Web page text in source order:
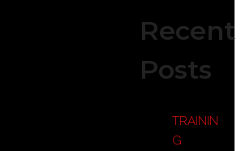
Recent
Posts
TRAININ
G